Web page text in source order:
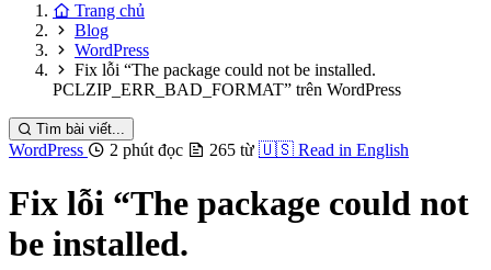
Trang chủ
Blog
WordPress
Fix lỗi “The package could not be installed.
PCLZIP_ERR_BAD_FORMAT” trên WordPress
Tìm bài viết...
WordPress 2 phút đọc 265 từ 🇺🇸 Read in English
Fix lỗi “The package could not
be installed.